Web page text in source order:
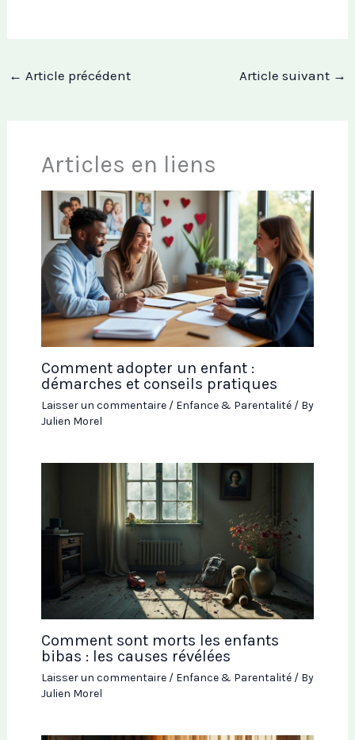
← Article précédent Article suivant →
Articles en liens
Comment adopter un enfant :
démarches et conseils pratiques
Laisser un commentaire / Enfance & Parentalité/ By
Julien Morel
Comment sont morts les enfants
bibas : les causes révélées
Laisser un commentaire / Enfance & Parentalité/ By
Julien Morel